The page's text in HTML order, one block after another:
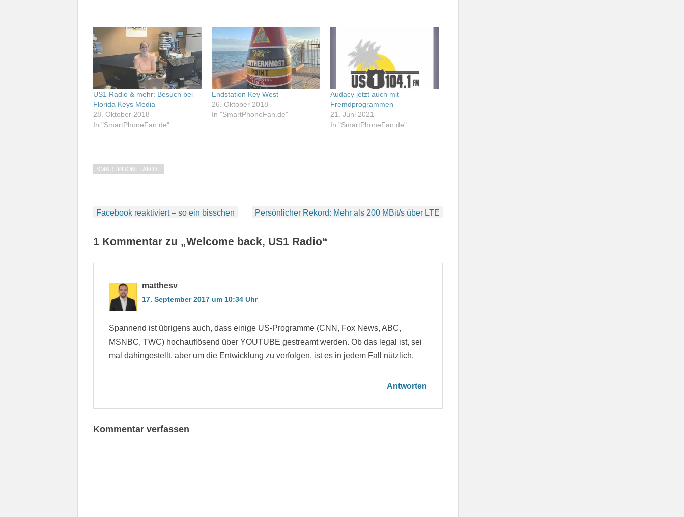
US1 Radio & mehr: Besuch bei
Florida Keys Media
28. Oktober 2018
In "SmartPhoneFan.de"
Endstation Key West
26. Oktober 2018
In "SmartPhoneFan.de"
Audacy jetzt auch mit
Fremdprogrammen
21. Juni 2021
In "SmartPhoneFan.de"
SMARTPHONEFAN.DE
Beitragsnavigation
Facebook reaktiviert – so ein bisschen Persönlicher Rekord: Mehr als 200 MBit/s über LTE
1 Kommentar zu „Welcome back, US1 Radio“
matthesv
17. September 2017 um 10:34 Uhr
Spannend ist übrigens auch, dass einige US-Programme (CNN, Fox News, ABC,
MSNBC, TWC) hochauflösend über YOUTUBE gestreamt werden. Ob das legal ist, sei
mal dahingestellt, aber um die Entwicklung zu verfolgen, ist es in jedem Fall nützlich.
Antworten
Kommentar verfassen